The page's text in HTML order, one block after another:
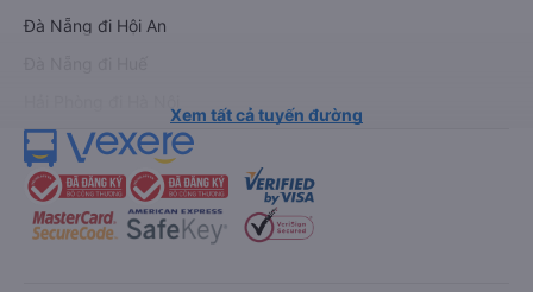
Đà Nẵng đi Hội An
Xem tất cả tuyến đường